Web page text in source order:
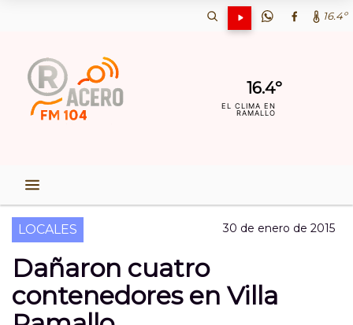
16.4º
16.4º
EL CLIMA EN
RAMALLO
LOCALES 30 de enero de 2015
Dañaron cuatro
contenedores en Villa